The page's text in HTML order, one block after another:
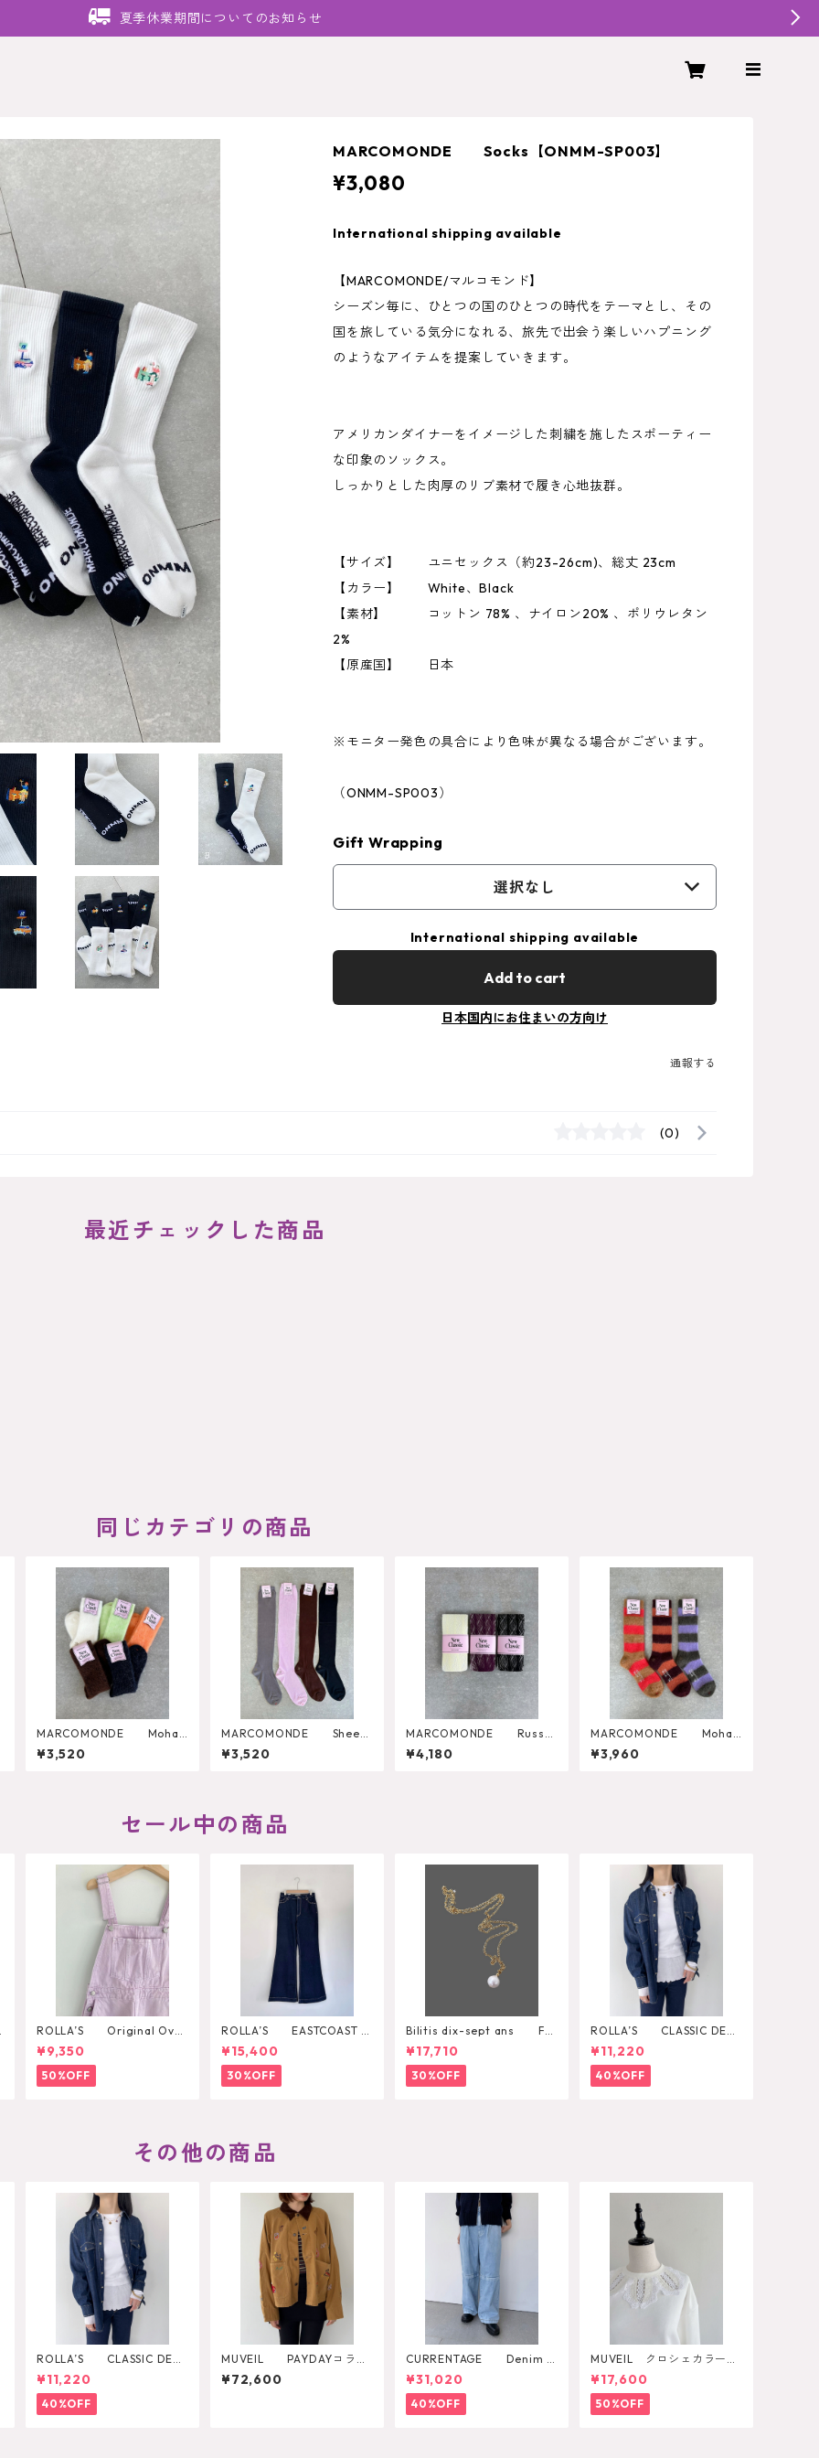
夏季休業期間についてのお知らせ
MARCOMONDE Socks【ONMM-SP003】
¥3,080
International shipping available
【MARCOMONDE/マルコモンド】
シーズン毎に、ひとつの国のひとつの時代をテーマとし、その
国を旅している気分になれる、旅先で出会う楽しいハプニング
のようなアイテムを提案していきます。
アメリカンダイナーをイメージした刺繍を施したスポーティー
な印象のソックス。
しっかりとした肉厚のリブ素材で履き心地抜群。
【サイズ】 ユニセックス（約23-26cm)、総丈 23cm
【カラー】 White、Black
【素材】 コットン 78% 、ナイロン20% 、ポリウレタン
2%
【原産国】 日本
※モニター発色の具合により色味が異なる場合がございます。
（ONMM-SP003）
Gift Wrapping
選択なし
International shipping available
Add to cart
日本国内にお住まいの方向け
通報する
(0)
最近チェックした商品
同じカテゴリの商品
MARCOMONDE Mohair
Socks
¥3,520
MARCOMONDE Sheer
Ribbed high Socks
¥3,520
MARCOMONDE Russel
l Tights 1
¥4,180
MARCOMONDE Mohair
Border Socks 24
¥3,960
セール中の商品
ROLLA’S Original Over
all
¥9,350
50%OFF
ROLLA’S EASTCOAST F
LARE AVA
¥15,400
30%OFF
Bilitis dix-sept ans Fre
sh Pearl Pendant
¥17,710
30%OFF
ROLLA’S CLASSIC DENI
M SHIRT RINSE
¥11,220
40%OFF
その他の商品
ROLLA’S CLASSIC DENI
M SHIRT RINSE
¥11,220
40%OFF
MUVEIL PAYDAYコラボ
ジャケット MA262FJK7
01
¥72,600
CURRENTAGE Denim P
ants
¥31,020
40%OFF
MUVEIL クロシェカラープ
ルオーバー
¥17,600
50%OFF